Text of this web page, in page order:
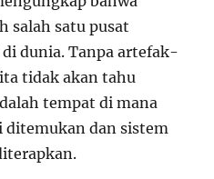
salah satu pusat
dunia. Tanpa artefak-
tidak akan tahu
tempat di mana
ditemukan dan sistem